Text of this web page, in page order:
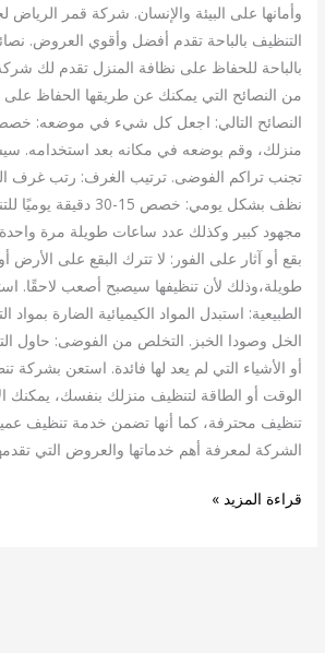
وأمانها على البيئة والإنسان. شركة قمر
التنظيف بالباحة تقدم أفضل وأقوي العروض.
بالباحة للحفاظ على نظافة المنزل تقدم لك
من النصائح التي يمكنك عن طريقها الحفاظ
النصائح التالي: اجعل كل شيء في موضعه:
منزلك، وقم بوضعه في مكانه بعد استخدامه.
تجنب تراكم الفوضى. ترتيب الغرف: رتب غرف
نظف بشكل يومي: خصص 15-30
مجهود كبير وكذلك عدد ساعات طويلة مرة
بقع أو آثار على الفور: لا تترك البقع على الأرض
طويلة،وذلك لأن تنظيفها سيصبح أصعب لاحقًا.
الطبيعية: استبدل المواد الكيميائية الضارة بمواد
الخل وصودا الخبز. التخلص من الفوضى: حاول
أو الأشياء التي لم يعد لها فائدة. استعن بشركة
الوقت أو الطاقة لتنظيف منزلك بنفسك، يمكنك
تنظيف محترفة، كما أنها تضمن خدمة تنظيف
الشركة لمعرفة أهم خدماتها والعروض التي
قراءة المزيد »